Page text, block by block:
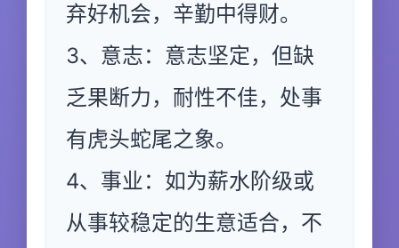
弃好机会，辛勤中得财。
3、意志：意志坚定，但缺
乏果断力，耐性不佳，处事
有虎头蛇尾之象。
4、事业：如为薪水阶级或
从事较稳定的生意适合，不